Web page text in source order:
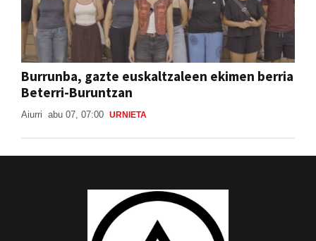
Burrunba, gazte euskaltzaleen ekimen berria
Beterri-Buruntzan
Aiurri abu 07, 07:00 URNIETA